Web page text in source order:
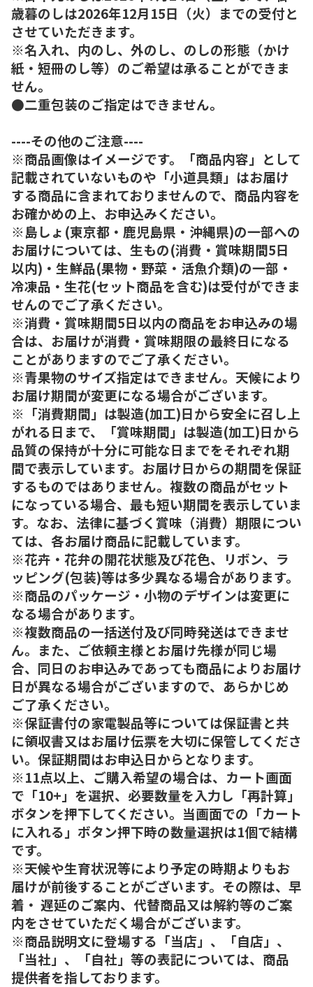
歳暮のしは2026年12月15日（火）までの受付と
させていただきます。
※名入れ、内のし、外のし、のしの形態（かけ
紙・短冊のし等）のご希望は承ることができま
せん。
●二重包装のご指定はできません。
----その他のご注意----
※商品画像はイメージです。「商品内容」として
記載されていないものや「小道具類」はお届け
する商品に含まれておりませんので、商品内容を
お確かめの上、お申込みください。
※島しょ(東京都・鹿児島県・沖縄県)の一部への
お届けについては、生もの(消費・賞味期間5日
以内)・生鮮品(果物・野菜・活魚介類)の一部・
冷凍品・生花(セット商品を含む)は受付ができま
せんのでご了承ください。
※消費・賞味期間5日以内の商品をお申込みの場
合は、お届けが消費・賞味期限の最終日になる
ことがありますのでご了承ください。
※青果物のサイズ指定はできません。天候により
お届け期間が変更になる場合がございます。
※「消費期間」は製造(加工)日から安全に召し上
がれる日まで、「賞味期間」は製造(加工)日から
品質の保持が十分に可能な日までをそれぞれ期
間で表示しています。お届け日からの期間を保証
するものではありません。複数の商品がセット
になっている場合、最も短い期間を表示していま
す。なお、法律に基づく賞味（消費）期限につい
ては、各お届け商品に記載しています。
※花卉・花弁の開花状態及び花色、リボン、ラ
ッピング(包装)等は多少異なる場合があります。
※商品のパッケージ・小物のデザインは変更に
なる場合があります。
※複数商品の一括送付及び同時発送はできませ
ん。また、ご依頼主様とお届け先様が同じ場
合、同日のお申込みであっても商品によりお届け
日が異なる場合がございますので、あらかじめ
ご了承ください。
※保証書付の家電製品等については保証書と共
に領収書又はお届け伝票を大切に保管してくださ
い。保証期間はお申込日からとなります。
※11点以上、ご購入希望の場合は、カート画面
で「10+」を選択、必要数量を入力し「再計算」
ボタンを押下してください。当画面での「カート
に入れる」ボタン押下時の数量選択は1個で結構
です。
※天候や生育状況等により予定の時期よりもお
届けが前後することがございます。その際は、早
着・ 遅延のご案内、代替商品又は解約等のご案
内をさせていただく場合がございます。
※商品説明文に登場する「当店」、「自店」、
「当社」、「自社」等の表記については、商品
提供者を指しております。